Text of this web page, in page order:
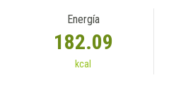
Energía
182.09
kcal